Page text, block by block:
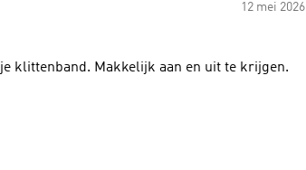
12 mei 2026
klittenband. Makkelijk aan en uit te krijgen.